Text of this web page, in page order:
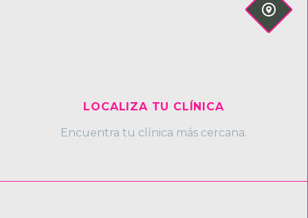


LOCALIZA TU CLÍNICA
Encuentra tu clínica más cercana.